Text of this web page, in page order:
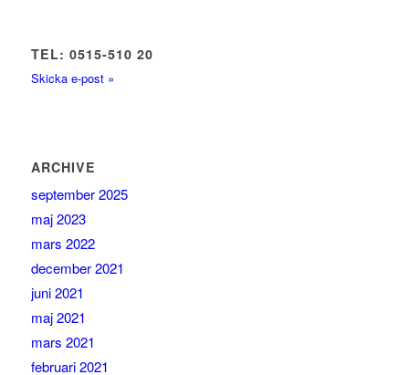
TEL: 0515-510 20
Skicka e-post »
ARCHIVE
september 2025
maj 2023
mars 2022
december 2021
juni 2021
maj 2021
mars 2021
februari 2021